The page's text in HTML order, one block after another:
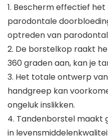
1. Bescherm effectief
parodontale
optreden van
2. De borstelkop raakt
360 graden aan, kan je
3. Het totale ontwerp
handgreep kan
ongeluk inslikken.
4. Tandenborstel maakt
in